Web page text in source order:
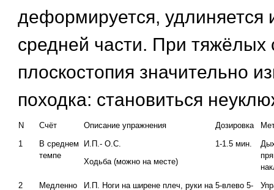
деформируется, удлиняется
средней части. При тяжёлых
плоскостопия значительно
походка: становиться
N Счёт Описание упражнения Дозировка
1
В среднем
темпе
И.П.- О.С.
Ходьба (можно на месте)
1-1.5 мин.
2
Медленно И.П. Ноги на ширене плеч, руки на 5-влево 5-